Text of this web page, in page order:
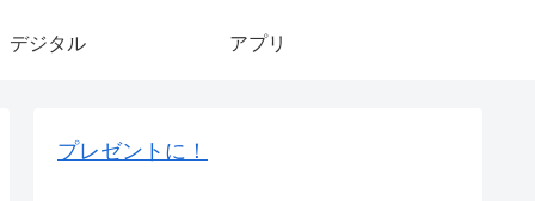
デジタル アプリ
プレゼントに！